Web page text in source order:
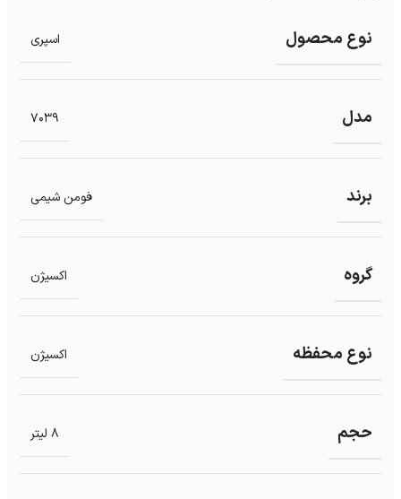
نوع محصول اسپری
مدل 7039
برند فومن شیمی
گروه اکسیژن
نوع محفظه اکسیژن
حجم 8 لیتر